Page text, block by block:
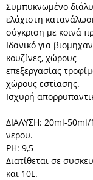
Συμπυκνωμένο
ελάχιστη
σύγκριση με κοινά
Ιδανικό για
κουζίνες, χώρους
επεξεργασίας
χώρους εστίασης.
Ισχυρή
ΔΙΑΛΥΣΗ: 20ml-50ml/
νερου.
PH: 9,5
Διατίθεται σε
και 10L.